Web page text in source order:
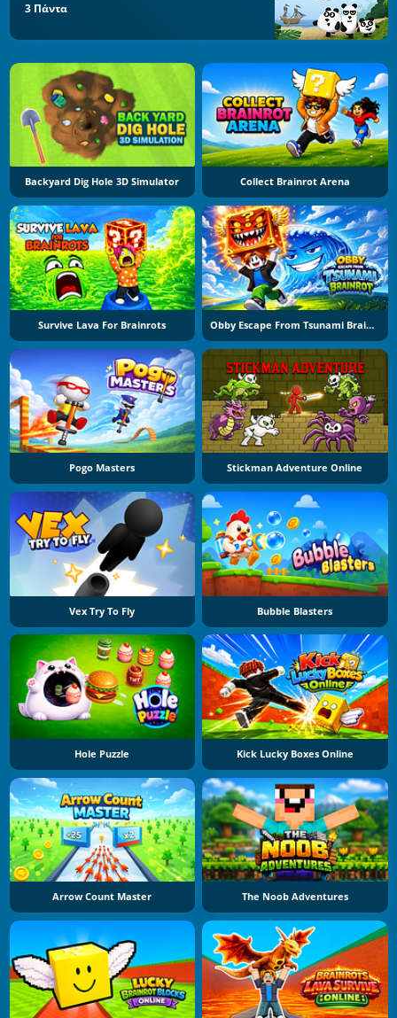
3 Πάντα
Backyard Dig Hole 3D Simulator Collect Brainrot Arena
Survive Lava For Brainrots Obby Escape From Tsunami Brainrot
Pogo Masters Stickman Adventure Online
Vex Try To Fly Bubble Blasters
Hole Puzzle Kick Lucky Boxes Online
Arrow Count Master The Noob Adventures